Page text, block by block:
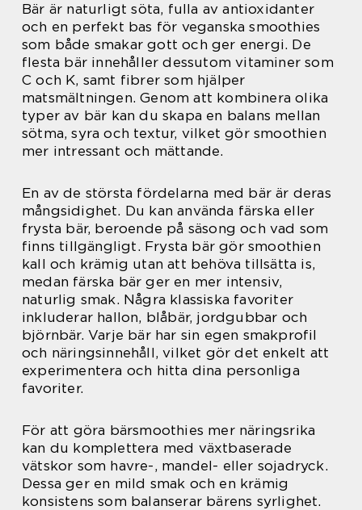
Bär är naturligt söta, fulla av antioxidanter
och en perfekt bas för veganska smoothies
som både smakar gott och ger energi. De
flesta bär innehåller dessutom vitaminer som
C och K, samt fibrer som hjälper
matsmältningen. Genom att kombinera olika
typer av bär kan du skapa en balans mellan
sötma, syra och textur, vilket gör smoothien
mer intressant och mättande.
En av de största fördelarna med bär är deras
mångsidighet. Du kan använda färska eller
frysta bär, beroende på säsong och vad som
finns tillgängligt. Frysta bär gör smoothien
kall och krämig utan att behöva tillsätta is,
medan färska bär ger en mer intensiv,
naturlig smak. Några klassiska favoriter
inkluderar hallon, blåbär, jordgubbar och
björnbär. Varje bär har sin egen smakprofil
och näringsinnehåll, vilket gör det enkelt att
experimentera och hitta dina personliga
favoriter.
För att göra bärsmoothies mer näringsrika
kan du komplettera med växtbaserade
vätskor som havre-, mandel- eller sojadryck.
Dessa ger en mild smak och en krämig
konsistens som balanserar bärens syrlighet.